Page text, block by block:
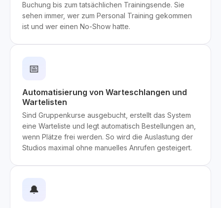
Buchung bis zum tatsächlichen Trainingsende. Sie
sehen immer, wer zum Personal Training gekommen
ist und wer einen No-Show hatte.
📅
Automatisierung von Warteschlangen und
Wartelisten
Sind Gruppenkurse ausgebucht, erstellt das System
eine Warteliste und legt automatisch Bestellungen an,
wenn Plätze frei werden. So wird die Auslastung der
Studios maximal ohne manuelles Anrufen gesteigert.
🔔